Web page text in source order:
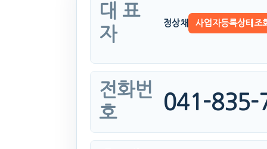
대 표
자
정상채 사업자등록상태조
전화번
호
041-835-